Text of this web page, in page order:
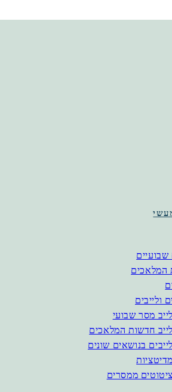
המלאכים
ולייבים
לייב מסר שבועי
לייב חדשות המלאכים
לייבים בנושאים שונים
מדיטציות
ציטוטים ממסרים